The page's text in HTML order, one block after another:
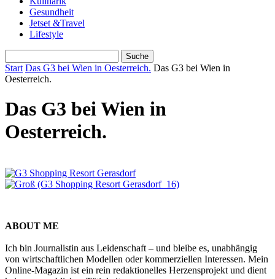
Gesundheit
Jetset &Travel
Lifestyle
Start Das G3 bei Wien in Oesterreich. Das G3 bei Wien in
Oesterreich.
Das G3 bei Wien in
Oesterreich.
ABOUT ME
Ich bin Journalistin aus Leidenschaft – und bleibe es, unabhängig
von wirtschaftlichen Modellen oder kommerziellen Interessen. Mein
Online-Magazin ist ein rein redaktionelles Herzensprojekt und dient